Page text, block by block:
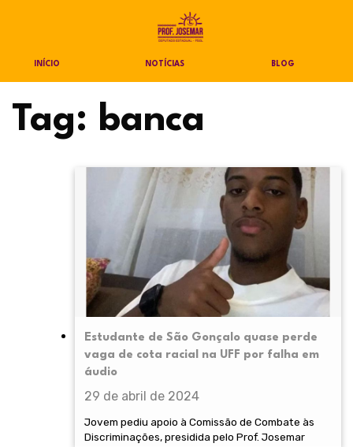
INÍCIO NOTÍCIAS BLOG
Tag: banca
Estudante de São Gonçalo quase perde
vaga de cota racial na UFF por falha em
áudio
29 de abril de 2024
Jovem pediu apoio à Comissão de Combate às
Discriminações, presidida pelo Prof. Josemar